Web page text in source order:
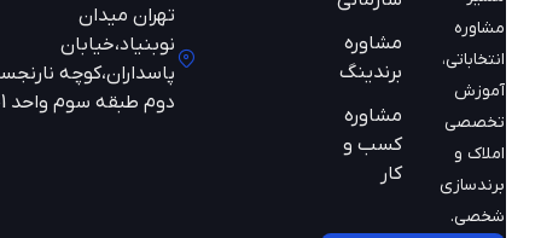
مشاوره
انتخاباتی،
آموزش
تخصصی
املاک و
برندسازی
شخصی.
مشاوره
برندینگ
مشاوره
کسب و
تهران میدان
نوبنیاد،خیابان
پاسداران،کوچه نارنجستان
دوم طبقه سوم واحد 301